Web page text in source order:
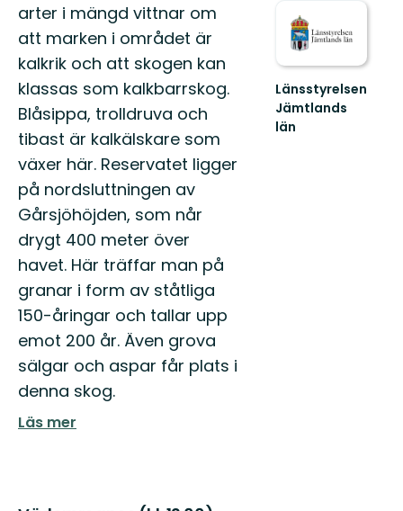
arter i mängd vittnar om
att marken i området är
kalkrik och att skogen kan
klassas som kalkbarrskog.
Blåsippa, trolldruva och
tibast är kalkälskare som
växer här. Reservatet ligger
på nordsluttningen av
Gårsjöhöjden, som når
drygt 400 meter över
havet. Här träffar man på
granar i form av ståtliga
150-åringar och tallar upp
emot 200 år. Även grova
sälgar och aspar får plats i
denna skog.
Läs mer
Länsstyrelsen
Jämtlands
län